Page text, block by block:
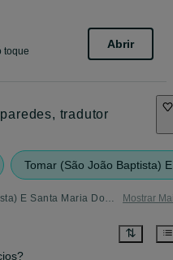
toque
Abrir
tradutor
Tomar (São João Baptista)
Serviços em Tomar (São João Baptista) E Santa Maria Dos Olivais - tudo o que precisa Mostrar